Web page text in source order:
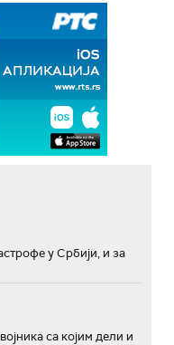
у Србији, и за
са којим дели и